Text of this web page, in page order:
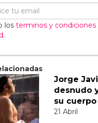
los terminos y condiciones
.
Jorge
desnudo
su cuerpo
21 Abril